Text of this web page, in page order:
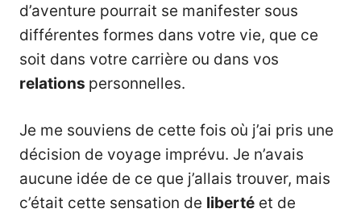
d’aventure pourrait se manifester sous
différentes formes dans votre vie, que ce
soit dans votre carrière ou dans vos
relations personnelles.
Je me souviens de cette fois où j’ai pris une
décision de voyage imprévu. Je n’avais
aucune idée de ce que j’allais trouver, mais
c’était cette sensation de liberté et de